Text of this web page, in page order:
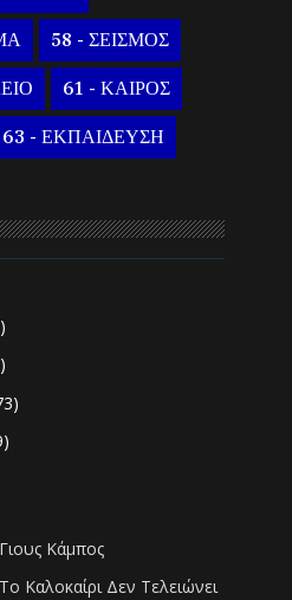
58 - ΣΕΙΣΜΟΣ
61 - ΚΑΙΡΟΣ
63 - ΕΚΠΑΙΔΕΥΣΗ
Κάμπος
Καλοκαίρι Δεν Τελειώνει